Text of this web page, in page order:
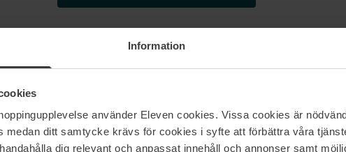
Information
använder Eleven cookies. Vissa cookies är
medan ditt samtycke krävs för cookies i syfte att förbättra våra
dig relevant och anpassat innehåll och annonser samt
Om oss
Jobba hos oss
Kontakta oss
Vanliga frågor & svar